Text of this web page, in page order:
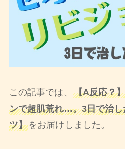
この記事では、 【A反応？
ンで超肌荒れ…。3日で治し
ツ】をお届けしました。